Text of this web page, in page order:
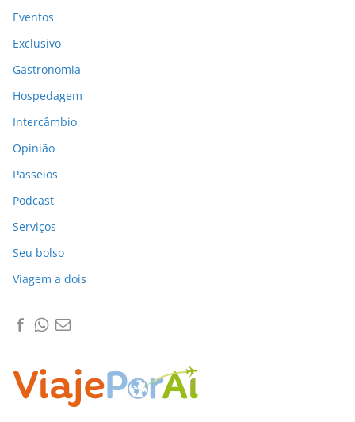
Eventos
Exclusivo
Gastronomia
Hospedagem
Intercâmbio
Opinião
Passeios
Podcast
Serviços
Seu bolso
Viagem a dois